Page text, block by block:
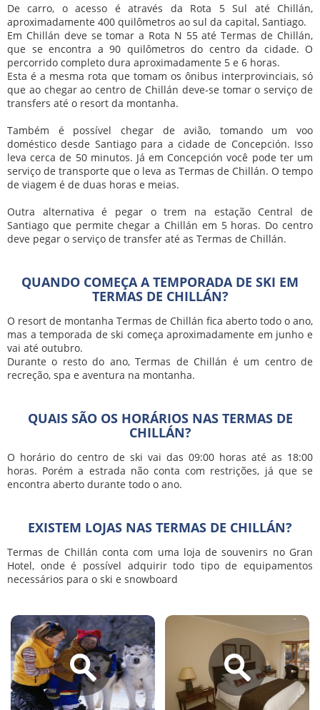
De carro, o acesso é através da Rota 5 Sul até Chillán,
aproximadamente 400 quilômetros ao sul da capital, Santiago.
Em Chillán deve se tomar a Rota N 55 até Termas de Chillán,
que se encontra a 90 quilômetros do centro da cidade. O
percorrido completo dura aproximadamente 5 e 6 horas.
Esta é a mesma rota que tomam os ônibus interprovinciais, só
que ao chegar ao centro de Chillán deve-se tomar o serviço de
transfers até o resort da montanha.
Também é possível chegar de avião, tomando um voo
doméstico desde Santiago para a cidade de Concepción. Isso
leva cerca de 50 minutos. Já em Concepción você pode ter um
serviço de transporte que o leva as Termas de Chillán. O tempo
de viagem é de duas horas e meias.
Outra alternativa é pegar o trem na estação Central de
Santiago que permite chegar a Chillán em 5 horas. Do centro
deve pegar o serviço de transfer até as Termas de Chillán.
QUANDO COMEÇA A TEMPORADA DE SKI EM
TERMAS DE CHILLÁN?
O resort de montanha Termas de Chillán fica aberto todo o ano,
mas a temporada de ski começa aproximadamente em junho e
vai até outubro.
Durante o resto do ano, Termas de Chillán é um centro de
recreção, spa e aventura na montanha.
QUAIS SÃO OS HORÁRIOS NAS TERMAS DE
CHILLÁN?
O horário do centro de ski vai das 09:00 horas até as 18:00
horas. Porém a estrada não conta com restrições, já que se
encontra aberto durante todo o ano.
EXISTEM LOJAS NAS TERMAS DE CHILLÁN?
Termas de Chillán conta com uma loja de souvenirs no Gran
Hotel, onde é possível adquirir todo tipo de equipamentos
necessários para o ski e snowboard